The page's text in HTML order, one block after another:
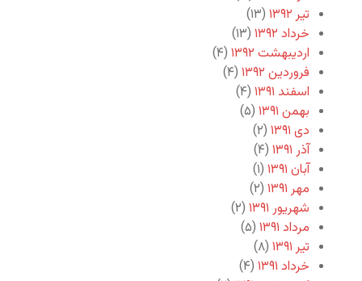
تیر ۱۳۹۲
(۱۳)
خرداد ۱۳۹۲
(۱۳)
اردیبهشت ۱۳۹۲
(۴)
فروردین ۱۳۹۲
(۴)
اسفند ۱۳۹۱
(۴)
بهمن ۱۳۹۱
(۵)
دی ۱۳۹۱
(۲)
آذر ۱۳۹۱
(۴)
آبان ۱۳۹۱
(۱)
مهر ۱۳۹۱
(۲)
شهریور ۱۳۹۱
(۲)
مرداد ۱۳۹۱
(۵)
تیر ۱۳۹۱
(۸)
خرداد ۱۳۹۱
(۴)